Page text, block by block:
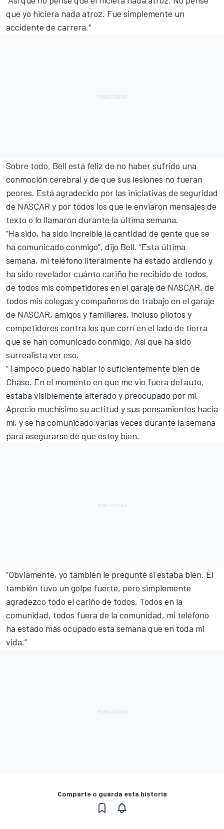
que yo hiciera nada atroz. Fue simplemente un
accidente de carrera."
Sobre todo, Bell está feliz de no haber sufrido una
conmoción cerebral y de que sus lesiones no fueran
peores. Está agradecido por las iniciativas de seguridad
de NASCAR y por todos los que le enviaron mensajes de
texto o lo llamaron durante la última semana.
“Ha sido, ha sido increíble la cantidad de gente que se
ha comunicado conmigo”, dijo Bell. “Esta última
semana, mi teléfono literalmente ha estado ardiendo y
ha sido revelador cuánto cariño he recibido de todos,
de todos mis competidores en el garaje de NASCAR, de
todos mis colegas y compañeros de trabajo en el garaje
de NASCAR, amigos y familiares, incluso pilotos y
competidores contra los que corrí en el lado de tierra
que se han comunicado conmigo. Así que ha sido
surrealista ver eso.
“Tampoco puedo hablar lo suficientemente bien de
Chase. En el momento en que me vio fuera del auto,
estaba visiblemente alterado y preocupado por mí.
Aprecio muchísimo su actitud y sus pensamientos hacia
mí, y se ha comunicado varias veces durante la semana
para asegurarse de que estoy bien.
“Obviamente, yo también le pregunté si estaba bien. Él
también tuvo un golpe fuerte, pero simplemente
agradezco todo el cariño de todos. Todos en la
comunidad, todos fuera de la comunidad, mi teléfono
ha estado más ocupado esta semana que en toda mi
vida.”
Comparte o guarda esta historia